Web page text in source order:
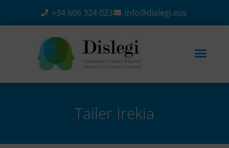
+34 606 324 023 info@dislegi.eus
Tailer Irekia